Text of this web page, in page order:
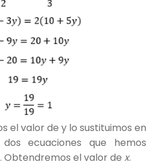
el valor de y lo sustituimos en
ecuaciones que hemos
Obtendremos el valor de x.